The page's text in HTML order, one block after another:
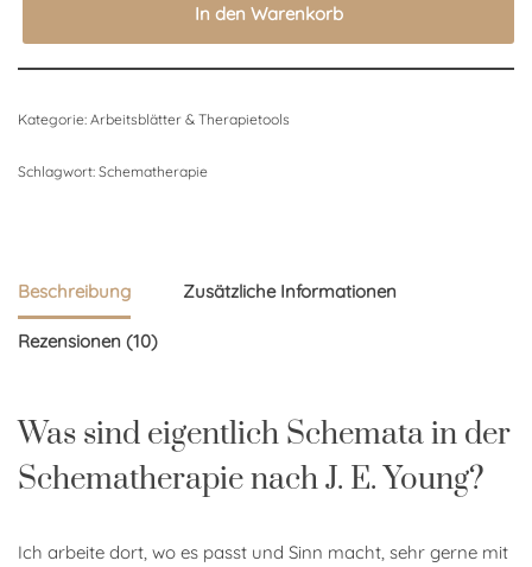
In den Warenkorb
Kategorie: Arbeitsblätter & Therapietools
Schlagwort: Schematherapie
Beschreibung Zusätzliche Informationen
Rezensionen (10)
Was sind eigentlich Schemata in der
Schematherapie nach J. E. Young?
Ich arbeite dort, wo es passt und Sinn macht, sehr gerne mit